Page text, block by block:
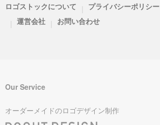
ロゴストックについて | プライバシーポリシー
| 運営会社 | お問い合わせ
Our Service
オーダーメイドのロゴデザイン制作